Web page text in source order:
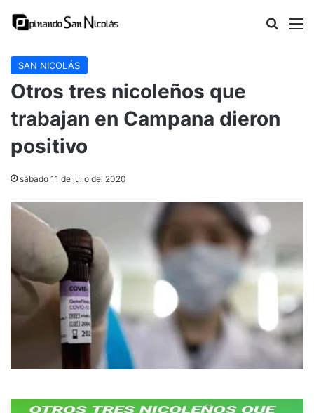
Buscar
SAN NICOLÁS
Otros tres nicoleños que
trabajan en Campana dieron
positivo
sábado 11 de julio del 2020